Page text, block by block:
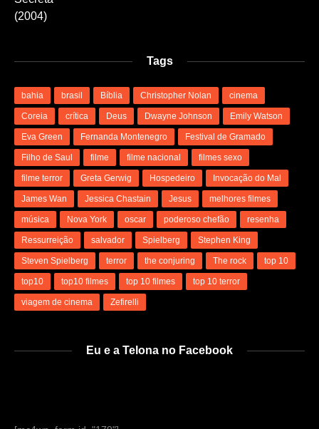
Tags
bahia brasil Bíblia Christopher Nolan cinema
Coreia crítica Deus Dwayne Johnson Emily Watson
Eva Green Fernanda Montenegro Festival de Gramado
Filho de Saul filme filme nacional filmes sexo
filme terror Greta Gerwig Hospedeiro Invocação do Mal
James Wan Jessica Chastain Jesus melhores filmes
música Nova York oscar poderoso chefão resenha
Ressurreição salvador Spielberg Stephen King
Steven Spielberg terror the conjuring The rock top 10
top10 top10 filmes top 10 filmes top 10 terror
viagem de cinema Zefirelli
Eu e a Telona no Facebook